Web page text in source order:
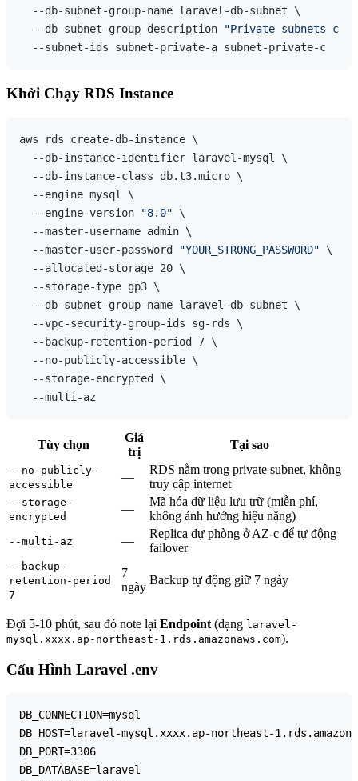
  --db-subnet-group-name laravel-db-subnet \
  --db-subnet-group-description
"Private subnets cho
Khởi Chạy RDS Instance
aws rds create-db-instance \
  --db-instance-identifier laravel-mysql \
  --db-instance-class db.t3.micro \
  --engine mysql \
  --engine-version
"8.0" \
  --master-username admin \
  --master-user-password
"YOUR_STRONG_PASSWORD" \
  --allocated-storage 20 \
  --storage-type gp3 \
  --db-subnet-group-name laravel-db-subnet \
  --vpc-security-group-ids sg-rds \
  --backup-retention-period 7 \
  --no-publicly-accessible \
  --storage-encrypted \
Tùy chọn
Giá
trị
Tại sao
--no-publicly-
accessible
—
RDS nằm trong private subnet, không
truy cập internet
--storage-
encrypted
—
Mã hóa dữ liệu lưu trữ (miễn phí,
không ảnh hưởng hiệu năng)
--multi-az —
Replica dự phòng ở AZ-c để tự động
failover
--backup-
retention-period
7
7
ngày
Backup tự động giữ 7 ngày
Đợi 5-10 phút, sau đó note lại Endpoint (dạng laravel-
mysql.xxxx.ap-northeast-1.rds.amazonaws.com).
Cấu Hình Laravel .env
DB_CONNECTION=mysql
DB_HOST=laravel-mysql.xxxx.ap-northeast-
DB_PORT=3306
DB_DATABASE=laravel